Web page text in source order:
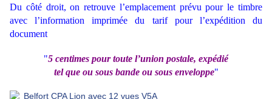
Du côté droit, on retrouve l’emplacement prévu pour le timbre
avec l’information imprimée du tarif pour l’expédition du
document
"5 centimes pour toute l’union postale, expédié
tel que ou sous bande ou sous enveloppe"